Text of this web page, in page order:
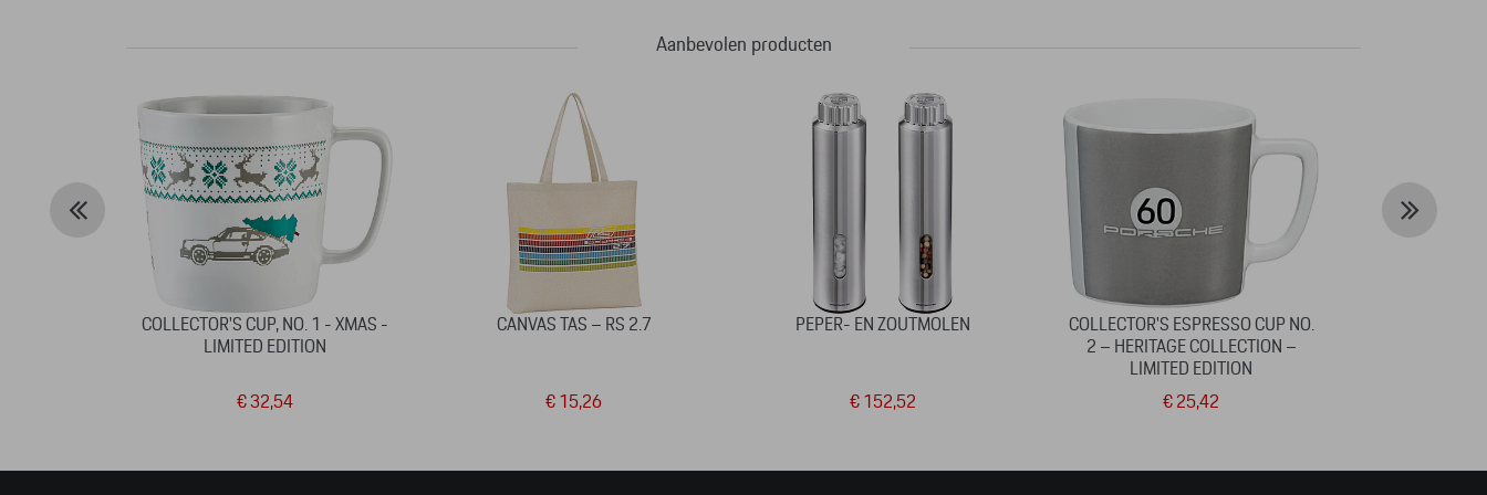
Aanbevolen producten
COLLECTOR'S CUP, NO. 1 - XMAS -
LIMITED EDITION
€ 32,54
CANVAS TAS – RS 2.7
€ 15,26
PEPER- EN ZOUTMOLEN
€ 152,52
COLLECTOR'S ESPRESSO CUP NO.
2 – HERITAGE COLLECTION –
LIMITED EDITION
€ 25,42